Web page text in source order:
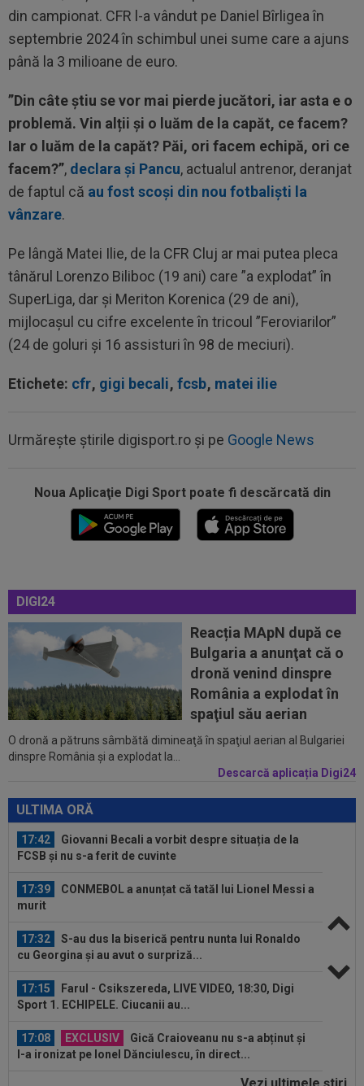
din campionat. CFR l-a vândut pe Daniel Bîrligea în
septembrie 2024 în schimbul unei sume care a ajuns
până la 3 milioane de euro.
”Din câte știu se vor mai pierde jucători, iar asta e o
problemă. Vin alții și o luăm de la capăt, ce facem?
Iar o luăm de la capăt? Păi, ori facem echipă, ori ce
facem?”, declara și Pancu, actualul antrenor, deranjat
de faptul că au fost scoși din nou fotbaliști la
vânzare.
Pe lângă Matei Ilie, de la CFR Cluj ar mai putea pleca
tânărul Lorenzo Biliboc (19 ani) care ”a explodat” în
SuperLiga, dar și Meriton Korenica (29 de ani),
mijlocașul cu cifre excelente în tricoul ”Feroviarilor”
(24 de goluri și 16 assisturi în 98 de meciuri).
Etichete: cfr, gigi becali, fcsb, matei ilie
Urmărește știrile digisport.ro și pe Google News
Noua Aplicaţie Digi Sport poate fi descărcată din
DIGI24
Reacția MApN după ce
Bulgaria a anunţat că o
dronă venind dinspre
România a explodat în
spaţiul său aerian
O dronă a pătruns sâmbătă dimineaţă în spaţiul aerian al Bulgariei
dinspre România şi a explodat la...
Descarcă aplicația Digi24
ULTIMA ORĂ
S-au dus la biserică pentru nunta lui Ronaldo
17:15
Farul - Csikszereda, LIVE VIDEO, 18:30, Digi
Sport 1. ECHIPELE. Ciucanii au...
EXCLUSIV
Gică Craioveanu nu s-a abținut și
l-a ironizat pe Ionel Dănciulescu, în direct...
17:04
Lovitură de teatru în cazul transferului lui
Rodri! Anunț pe prima pagină
17:04
Dan Petrescu a rupt tăcerea despre situația
dezastruoasă de la CFR Cluj: ”Te...
despre Jorge Messi
17:42
Giovanni Becali a vorbit despre situația de la
FCSB și nu s-a ferit de cuvinte
17:39
CONMEBOL a anunțat că tatăl lui Lionel Messi a
murit
17:32
S-au dus la biserică pentru nunta lui Ronaldo
cu Georgina și au avut o surpriză...
17:15
Farul - Csikszereda, LIVE VIDEO, 18:30, Digi
Sport 1. ECHIPELE. Ciucanii au...
17:08 EXCLUSIV
Gică Craioveanu nu s-a abținut și
l-a ironizat pe Ionel Dănciulescu, în direct...